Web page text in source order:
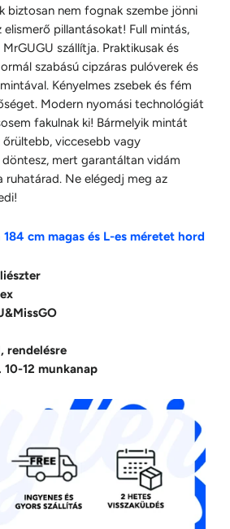
biztosan nem fognak szembe jönni
pillantásokat! Full mintás,
szállítja. Praktikusak és
szabású cipzáras pulóverek és
Kényelmes zsebek és fém
Modern nyomási technológiát
fakulnak ki! Bármelyik mintát
őrültebb, viccesebb vagy
mert garantáltan vidám
ruhatárad. Ne elégedj meg az
cm magas és L-es méretet hord
rendelésre
12 munkanap